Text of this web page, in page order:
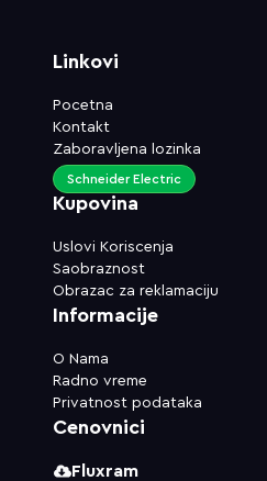
Linkovi
Pocetna
Kontakt
Zaboravljena lozinka
Kupovina
Uslovi Koriscenja
Saobraznost
Obrazac za reklamaciju
Schneider Electric
Informacije
O Nama
Radno vreme
Privatnost podataka
Cenovnici
Fluxram